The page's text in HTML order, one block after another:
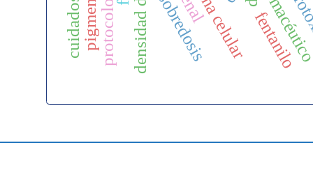
fentanilo
sobredosis